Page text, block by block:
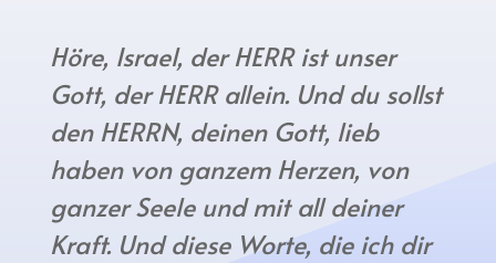
Höre, Israel, der HERR ist unser
Gott, der HERR allein. Und du sollst
den HERRN, deinen Gott, lieb
haben von ganzem Herzen, von
ganzer Seele und mit all deiner
Kraft. Und diese Worte, die ich dir